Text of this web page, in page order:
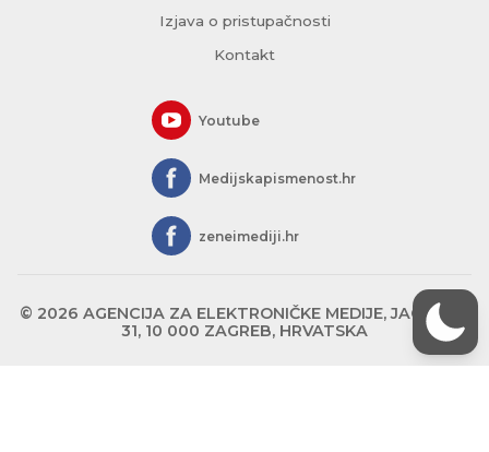
Izjava o pristupačnosti
Kontakt
Youtube
Medijskapismenost.hr
zeneimediji.hr
© 2026 AGENCIJA ZA ELEKTRONIČKE MEDIJE, JAGIĆEVA
31, 10 000 ZAGREB, HRVATSKA